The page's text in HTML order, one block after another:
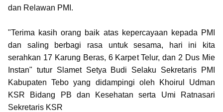
dan Relawan PMI.
"Terima kasih orang baik atas kepercayaan kepada PMI
dan saling berbagi rasa untuk sesama, hari ini kita
serahkan 17 Karung Beras, 6 Karpet Telur, dan 2 Dus Mie
Instan" tutur Slamet Setya Budi Selaku Sekretaris PMI
Kabupaten Tebo yang didampingi oleh Khoirul Udman
KSR Bidang PB dan Kesehatan serta Umi Ratnasari
Sekretaris KSR